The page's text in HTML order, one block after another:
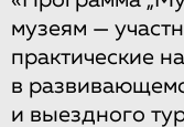
музеям —
практические
в
и выездного